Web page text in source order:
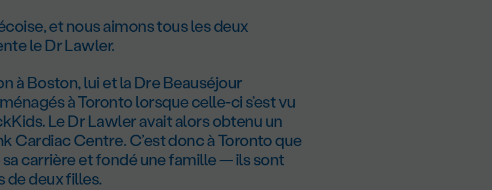
et nous aimons tous les deux
le Dr Lawler.
à Boston, lui et la Dre Beauséjour
à Toronto lorsque celle-ci s’est vu
Le Dr Lawler avait alors obtenu un
Cardiac Centre. C’est donc à Toronto que
carrière et fondé une famille — ils sont
de deux filles.